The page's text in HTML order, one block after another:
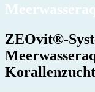
ZEOvit®-